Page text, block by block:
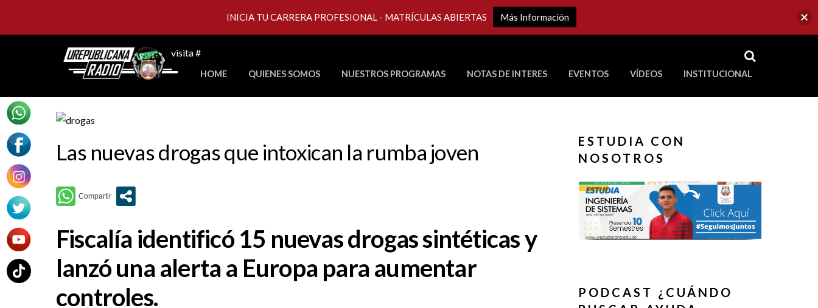
visita # RSS
HOME QUIENES SOMOS NUESTROS PROGRAMAS NOTAS DE INTERES EVENTOS VÍDEOS INSTITUCIONAL
Las nuevas drogas que intoxican la rumba joven
Fiscalía identificó 15 nuevas drogas sintéticas y
lanzó una alerta a Europa para aumentar
controles.
ESTUDIA CON
NOSOTROS
PODCAST ¿CUÁNDO
INICIA TU CARRERA PROFESIONAL - MATRÍCULAS ABIERTAS Más Información